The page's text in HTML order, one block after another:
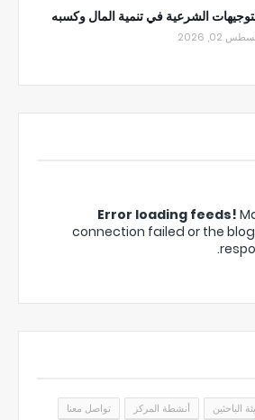
الشرعية في تنمية المال وكسبه
02, 2026
Error loading feeds!
connection failed or the
الباحثين أنشطة المركز
تواصل معنا